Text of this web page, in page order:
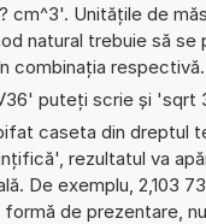
cm^3'. Unitățile de
natural trebuie să se
combinația respectivă.
puteți scrie și 'sqrt
caseta din dreptul
rezultatul va
De exemplu, 2,103
de prezentare,